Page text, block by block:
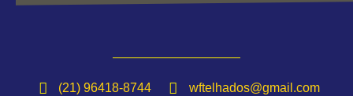
(21) 96418-8744
wftelhados@gmail.com